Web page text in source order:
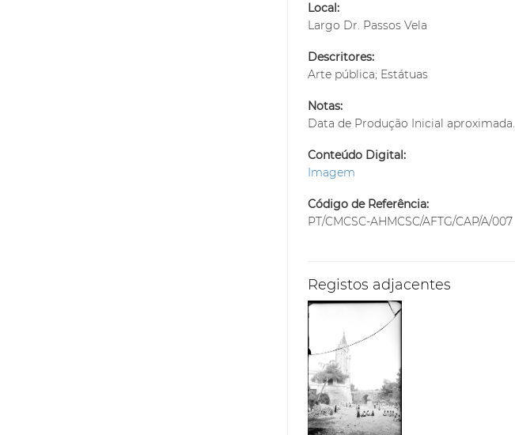
Local:
Largo Dr. Passos Vela
Descritores:
Arte pública; Estátuas
Notas:
Data de Produção Inicial aproximada.
Conteúdo Digital:
Imagem
Código de Referência:
PT/CMCSC-AHMCSC/AFTG/CAP/A/007
Registos adjacentes